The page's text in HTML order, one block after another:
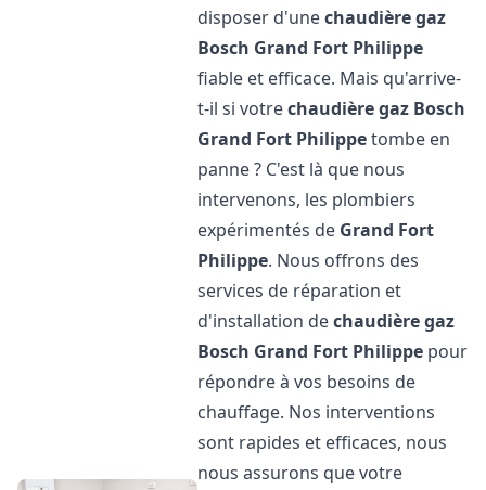
disposer d'unechaudière gaz
Bosch Grand Fort Philippe
fiable et efficace. Mais qu'arrive-
t-il si votrechaudière gaz Bosch
Grand Fort Philippetombe en
panne ? C'est là que nous
intervenons, les plombiers
expérimentés de Grand Fort
Philippe. Nous offrons des
services de réparation et
d'installation dechaudière gaz
Bosch Grand Fort Philippe pour
répondre à vos besoins de
chauffage. Nos interventions
sont rapides et efficaces, nous
nous assurons que votre